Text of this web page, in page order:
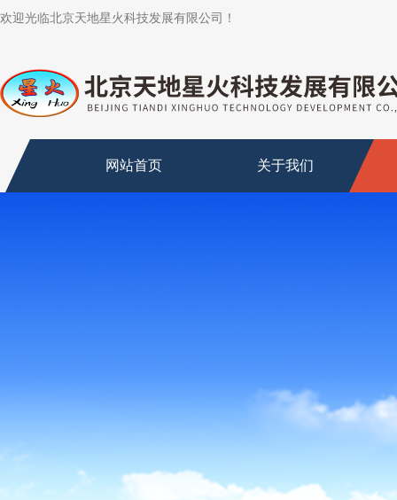
欢迎光临北京天地星火科技发展有限公司！
网站首页 关于我们